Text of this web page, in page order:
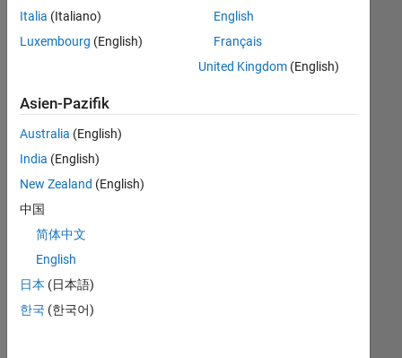
alle
Stellenangebote
anzeigen .
noch
keine
offenen
Stellen
können,
die
Ihren
entsprechen,
werden
Italia (Italiano)
Luxembourg (English)
English
Français
United Kingdom(English)
Asien-Pazifik
Australia (English)
India (English)
New Zealand (English)
中国
简体中文
English
日本 (日本語)
한국 (한국어)